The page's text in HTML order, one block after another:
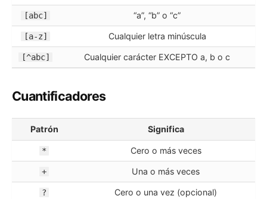
[abc] “a”, “b” o “c”
[a-z] Cualquier letra minúscula
[^abc] Cualquier carácter EXCEPTO a, b o c
Cuantificadores
Patrón Significa
* Cero o más veces
+ Una o más veces
? Cero o una vez (opcional)